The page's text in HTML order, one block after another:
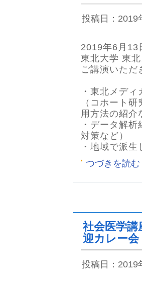
投稿日：2019
2019年6月13
東北大学 東
ご講演いただ
・東北メデ
（コホート
用方法の紹介
・データ解
対策など）
・地域で派
つづきを読む
社会医学講
迎カレー会
投稿日：2019